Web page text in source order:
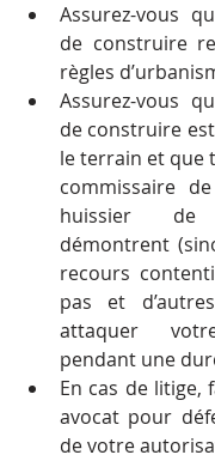
Assurez-vous
de construire
règles
Assurez-vous
de construire
le terrain et que
commissaire
huissier
démontrent
recours
pas et
attaquer
pendant une
En cas de litige,
avocat pour
de votre